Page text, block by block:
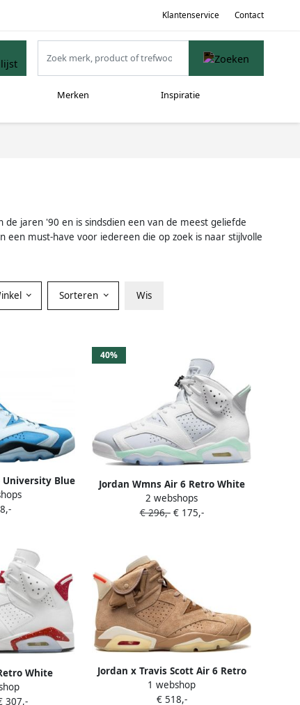
Klantenservice Contact
Merken Inspiratie
jaren '90 en is sindsdien een van de meest geliefde
must-have voor iedereen die op zoek is naar stijlvolle
Sorteren Wis
University Blue
Navy
CT8529
40%
Jordan Wmns Air 6 Retro White
Pure Platinum Mint Foam
Schoenmaat 38 1 2 Sneakers
2 webshops
€ 296,-€ 175,-
White
Schoenmaat
CT8529 162
307,-
Jordan x Travis Scott Air 6 Retro
SP sneakers Beige
1 webshop
€ 518,-